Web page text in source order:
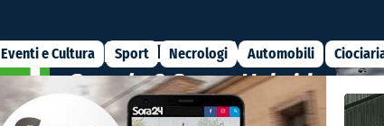
Eventi e Cultura Sport Necrologi Automobili